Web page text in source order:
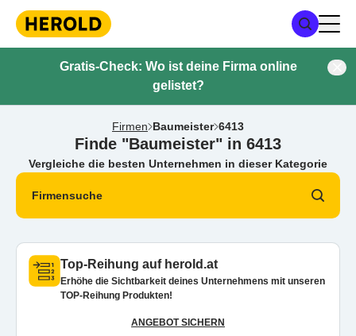
Gratis-Check: Wo ist deine Firma online
gelistet?
Firmen Baumeister 6413
Finde "Baumeister" in 6413
Vergleiche die besten Unternehmen in dieser Kategorie
Firmensuche
Top-Reihung auf herold.at
Erhöhe die Sichtbarkeit deines Unternehmens mit unseren
TOP-Reihung Produkten!
ANGEBOT SICHERN